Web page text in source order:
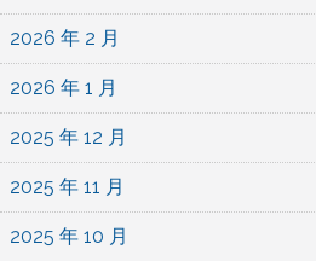
2026 年 2 月
2026 年 1 月
2025 年 12 月
2025 年 11 月
2025 年 10 月